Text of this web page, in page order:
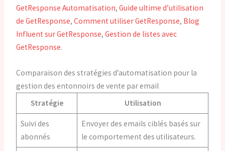
GetResponse Automatisation,Guide ultime d’utilisation
de GetResponse,Comment utiliser GetResponse, Blog
Influent sur GetResponse,Gestion de listes avec
GetResponse.
Comparaison des stratégies d’automatisation pour la
gestion des entonnoirs de vente par email
Stratégie
Utilisation
Suivi des
abonnés
Envoyer des emails ciblés basés sur
le comportement des utilisateurs.